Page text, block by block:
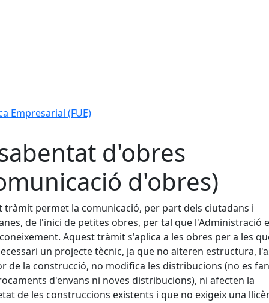
Empresarial (FUE)
d'obres
d'obres)
tràmit permet la comunicació, per part dels ciutadans i
de l'inici de petites obres, per tal que l'Administració
Aquest tràmit s'aplica a les obres per a les
un projecte tècnic, ja que no alteren estructura,
de la construcció, no modifica les distribucions (no es fan
d'envans ni noves distribucions), ni afecten la
de les construccions existents i que no exigeix una